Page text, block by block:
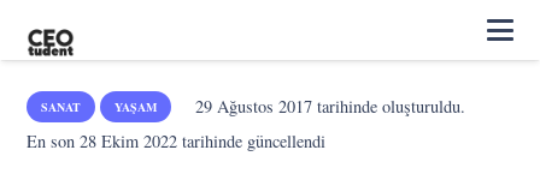
SANAT YAŞAM 29 Ağustos 2017tarihinde oluşturuldu.
En son28 Ekim 2022 tarihinde güncellendi